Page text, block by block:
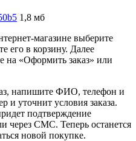
1,8 мб
магазине выберите
его в корзину. Далее
на «Оформить заказ» или
напишите ФИО, телефон и
и уточнит условия заказа.
подтверждение
через СМС. Теперь останется
новой покупке.